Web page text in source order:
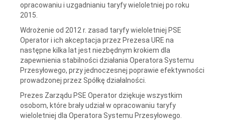
opracowaniu i uzgadnianiu taryfy wieloletniej po roku
2015.
Wdrożenie od 2012 r. zasad taryfy wieloletniej PSE
Operator i ich akceptacja przez Prezesa URE na
następne kilka lat jest niezbędnym krokiem dla
zapewnienia stabilności działania Operatora Systemu
Przesyłowego, przy jednoczesnej poprawie efektywności
prowadzonej przez Spółkę działalności.
Prezes Zarządu PSE Operator dziękuje wszystkim
osobom, które brały udział w opracowaniu taryfy
wieloletniej dla Operatora Systemu Przesyłowego.